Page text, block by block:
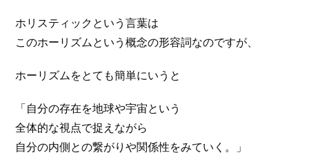
ホリスティックという言葉は
このホーリズムという概念の形容詞なのですが、
ホーリズムをとても簡単にいうと
「自分の存在を地球や宇宙という
全体的な視点で捉えながら
自分の内側との繋がりや関係性をみていく。」